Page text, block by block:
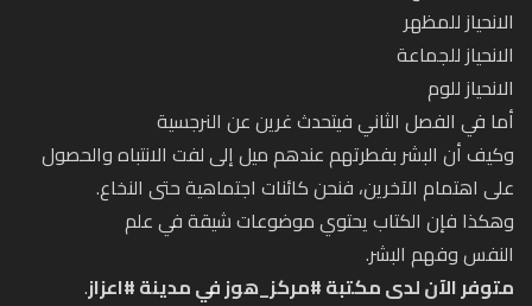
الانحياز للمظهر
الانحياز للجماعة
الانحياز للوم
أما في الفصل الثاني فيتحدث غرين عن النرجسية
وكيف أن البشر بفطرتهم عندهم ميل إلى لفت الانتباه والحصول
على اهتمام الآخرين، فنحن كائنات اجتماهية حتى النخاع.
وهكذا فإن الكتاب يحتوي موضوعات شيقة في علم
النفس وفهم البشر.
متوفر الآن لدى مكتبة #مركز_هوز في مدينة #اعزاز.